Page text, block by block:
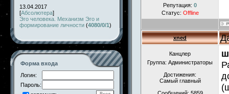
13.04.2017
[Абсолютера]
Эго человека. Механизм Эго и
формирование личности (4080/0/1)
Форма входа
Логин:
Пароль:
Репутация: 0
Статус: Offline
xned
Канцлер
Группа: Администраторы
Достижения:
Самый главный